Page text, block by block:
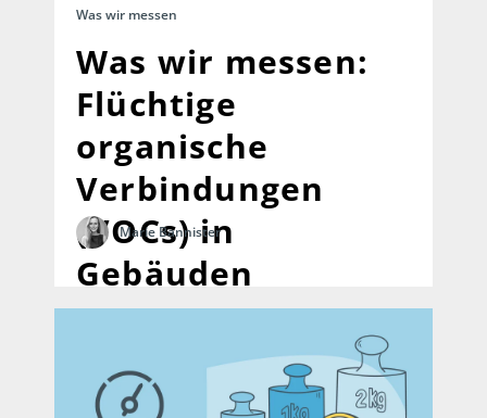
Was wir messen
Was wir messen:
Flüchtige
organische
Verbindungen
(VOCs) in
Gebäuden
Marie Bannister